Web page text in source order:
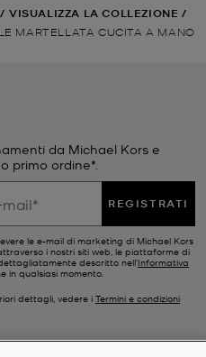
/ VISUALIZZA LA COLLEZIONE /
MARTELLATA CUCITA A MANO
da Michael Kors e
primo ordine*.
REGISTRATI
le e-mail di marketing di Michael Kors
i nostri siti web, le piattaforme di
descritto nell’Informativa
in qualsiasi momento.
dettagli, vedere i Termini e condizioni